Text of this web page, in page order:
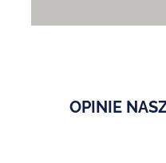
OPINIE